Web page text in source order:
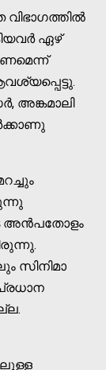
ഏഴ്
അങ്കമാലി
അന്‍പതോളം
സിനിമാ